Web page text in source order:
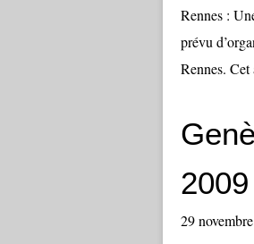
Rennes :
prévu
Rennes. Cet
2009
29